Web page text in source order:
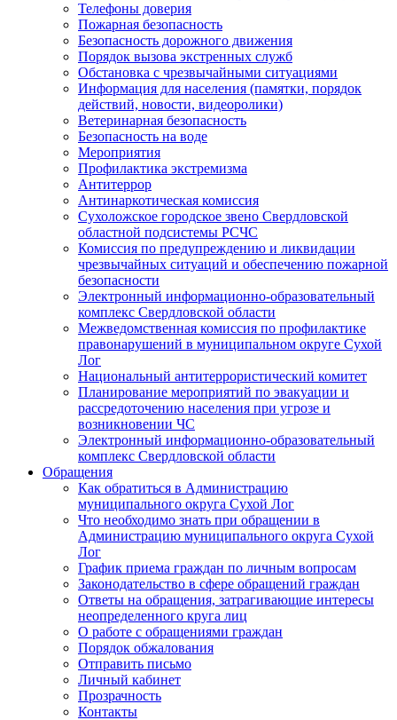
Телефоны доверия
Пожарная безопасность
Безопасность дорожного движения
Порядок вызова экстренных служб
Обстановка с чрезвычайными ситуациями
Информация для населения (памятки, порядок
действий, новости, видеоролики)
Ветеринарная безопасность
Безопасность на воде
Мероприятия
Профилактика экстремизма
Антитеррор
Антинаркотическая комиссия
Сухоложское городское звено Свердловской
областной подсистемы РСЧС
Комиссия по предупреждению и ликвидации
чрезвычайных ситуаций и обеспечению пожарной
безопасности
Электронный информационно-образовательный
комплекс Cвердловской области
Межведомственная комиссия по профилактике
правонарушений в муниципальном округе Сухой
Лог
Национальный антитеррористический комитет
Планирование мероприятий по эвакуации и
рассредоточению населения при угрозе и
возникновении ЧС
Электронный информационно-образовательный
комплекс Свердловской области
Обращения
Как обратиться в Администрацию
муниципального округа Сухой Лог
Что необходимо знать при обращении в
Администрацию муниципального округа Сухой
Лог
График приема граждан по личным вопросам
Законодательство в сфере обращений граждан
Ответы на обращения, затрагивающие интересы
неопределенного круга лиц
О работе с обращениями граждан
Порядок обжалования
Отправить письмо
Личный кабинет
Прозрачность
Контакты